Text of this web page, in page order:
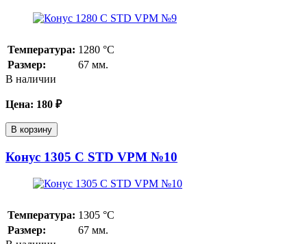
Температура: 1280 °С
Размер:
67 мм.
В наличии
Цена: 180 ₽
В корзину
Конус 1305 С STD VPM №10
Температура: 1305 °С
Размер:
67 мм.